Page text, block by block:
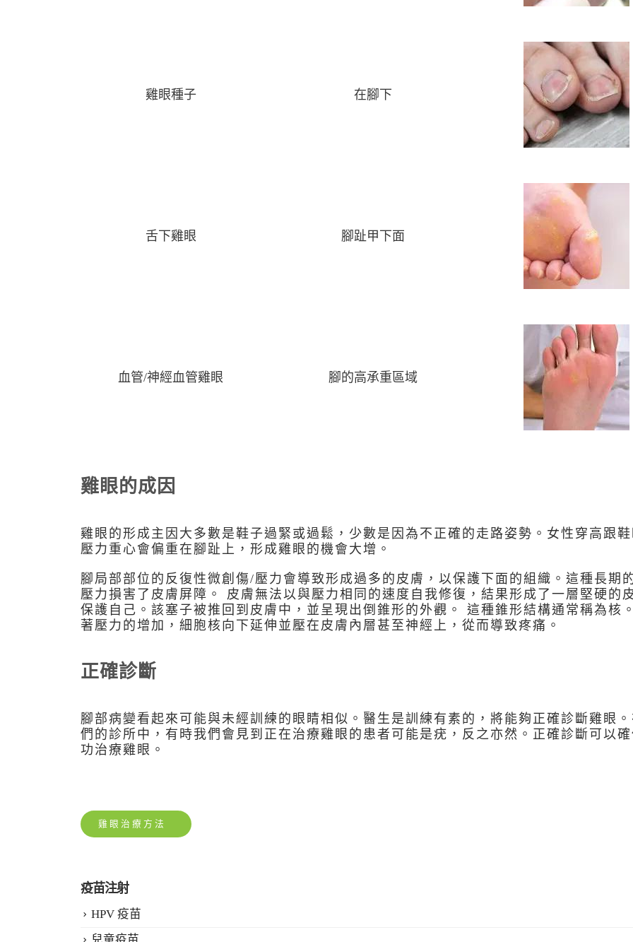
雞眼種子 在腳下
舌下雞眼 腳趾甲下面
血管/神經血管雞眼 腳的高承重區域
雞眼的成因
雞眼的形成主因大多數是鞋子過緊或過鬆，少數是因為不正確的走路姿勢。女性穿高跟
壓力重心會偏重在腳趾上，形成雞眼的機會大增。
腳局部部位的反復性微創傷/壓力會導致形成過多的皮膚，以保護下面的組織。這種長期
壓力損害了皮膚屏障。 皮膚無法以與壓力相同的速度自我修復，結果形成了一層堅硬的
保護自己。該塞子被推回到皮膚中，並呈現出倒錐形的外觀。 這種錐形結構通常稱為核
著壓力的增加，細胞核向下延伸並壓在皮膚內層甚至神經上，從而導致疼痛。
正確診斷
腳部病變看起來可能與未經訓練的眼睛相似。醫生是訓練有素的，將能夠正確診斷雞眼
們的診所中，有時我們會見到正在治療雞眼的患者可能是疣，反之亦然。正確診斷可以
功治療雞眼。
雞眼治療方法
疫苗注射
HPV 疫苗